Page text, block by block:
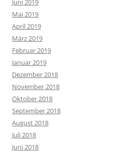
Juni 2019
Mai 2019
April 2019
März 2019
Februar 2019
Januar 2019
Dezember 2018
November 2018
Oktober 2018
September 2018
August 2018
Juli 2018
Juni 2018